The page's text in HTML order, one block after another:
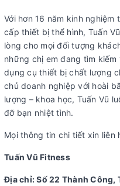
Với hơn 16 năm kinh
cấp thiết bị thể hình, Tuấn
lòng cho mọi đối tượng
những chị em đang tìm
dụng cụ thiết bị chất lượng
chủ doanh nghiệp với hoài
lượng – khoa học, Tuấn Vũ
đỡ bạn nhiệt tình.
Mọi thông tin chi tiết xin liên
Tuấn Vũ Fitness
Địa chỉ: Số 22 Thành Công,